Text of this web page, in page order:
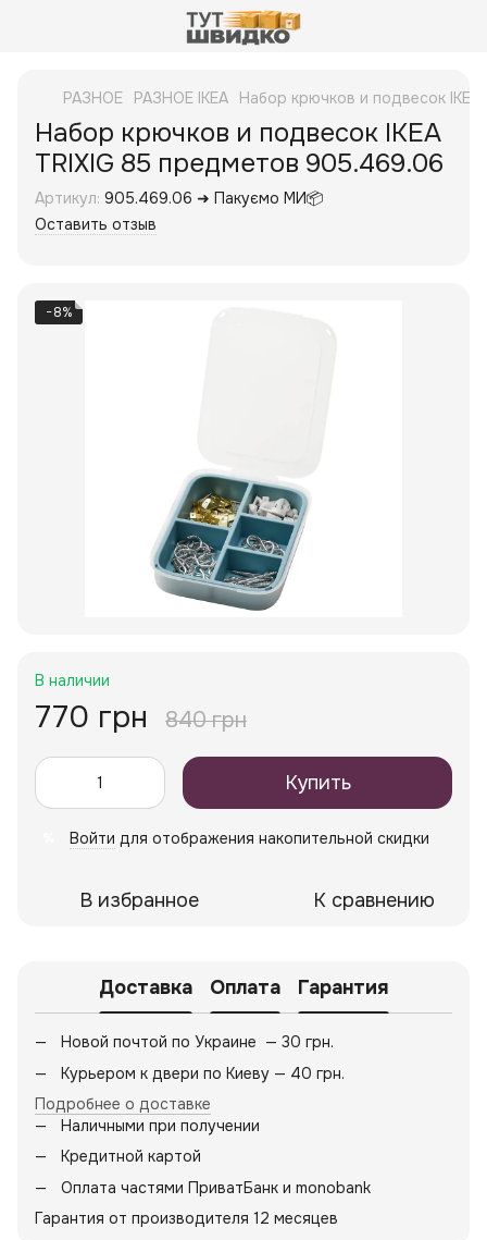
РАЗНОЕ РАЗНОЕ IKEA Набор крючков и подвесок
Набор крючков и подвесок IKEA
TRIXIG 85 предметов 905.469.06
Артикул: 905.469.06 ➜ Пакуємо МИ📦
Оставить отзыв
−8%
В наличии
770 грн 840 грн
Купить
Войти для отображения накопительной скидки
В избранное К сравнению
Доставка Оплата Гарантия
Новой почтой по Украине — 30 грн.
Курьером к двери по Киеву — 40 грн.
Подробнее о доставке
Наличными при получении
Кредитной картой
Оплата частями ПриватБанк и monobank
Гарантия от производителя 12 месяцев